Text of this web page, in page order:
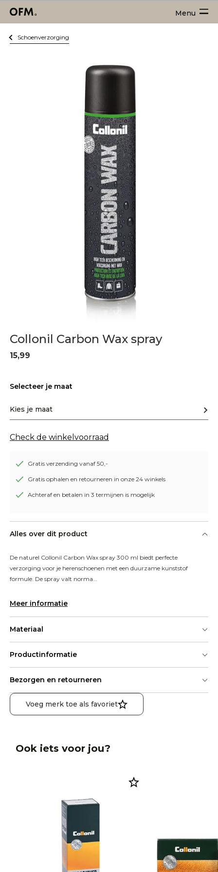
Menu
Schoenverzorging
Collonil Carbon Wax spray
15,99
Selecteer je maat
Kies je maat
Check de winkelvoorraad
Gratis verzending vanaf 50,-
Gratis ophalen en retourneren in onze 24 winkels
Achteraf en betalen in 3 termijnen is mogelijk
Alles over dit product
De naturel Collonil Carbon Wax spray 300 ml biedt perfecte
verzorging voor je herenschoenen met een duurzame kunststof
formule. De spray valt norma...
Meer informatie
Materiaal
Productinformatie
Bezorgen en retourneren
Voeg merk toe als favoriet
Ook iets voor jou?